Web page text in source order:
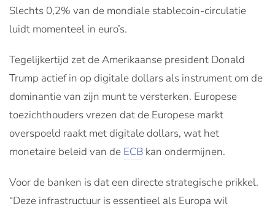
Slechts 0,2% van de mondiale stablecoin-circulatie
luidt momenteel in euro’s.
Tegelijkertijd zet de Amerikaanse president Donald
Trump actief in op digitale dollars als instrument om de
dominantie van zijn munt te versterken. Europese
toezichthouders vrezen dat de Europese markt
overspoeld raakt met digitale dollars, wat het
monetaire beleid van de ECB kan ondermijnen.
Voor de banken is dat een directe strategische prikkel.
“Deze infrastructuur is essentieel als Europa wil